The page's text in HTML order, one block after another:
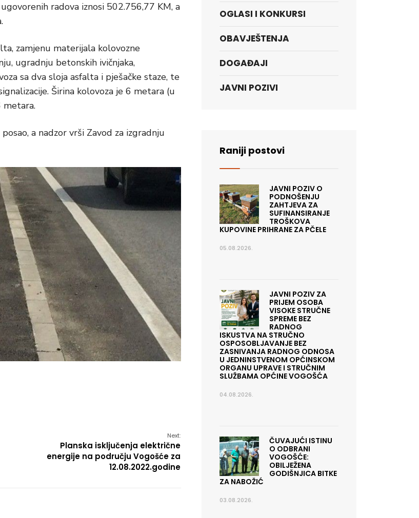
radova iznosi 502.756,77 KM, a
zamjenu materijala kolovozne
ugradnju betonskih ivičnjaka,
sa dva sloja asfalta i pješačke staze, te
Širina kolovoza je 6 metara (u
metara.
a nadzor vrši Zavod za izgradnju
Next:
Planska isključenja električne
energije na području Vogošće za
12.08.2022.godine
OGLASI I KONKURSI
OBAVJEŠTENJA
DOGAĐAJI
JAVNI POZIVI
Raniji postovi
JAVNI POZIV O
PODNOŠENJU
ZAHTJEVA ZA
SUFINANSIRANJE
TROŠKOVA
KUPOVINE PRIHRANE ZA PČELE
05.08.2026.
JAVNI POZIV ZA
PRIJEM OSOBA
VISOKE STRUČNE
SPREME BEZ
RADNOG
ISKUSTVA NA STRUČNO
OSPOSOBLJAVANJE BEZ
ZASNIVANJA RADNOG ODNOSA
U JEDNINSTVENOM OPĆINSKOM
ORGANU UPRAVE I STRUČNIM
SLUŽBAMA OPĆINE VOGOŠĆA
04.08.2026.
ČUVAJUĆI ISTINU
O ODBRANI
VOGOŠĆE:
OBILJEŽENA
GODIŠNJICA BITKE
ZA NABOŽIĆ
03.08.2026.